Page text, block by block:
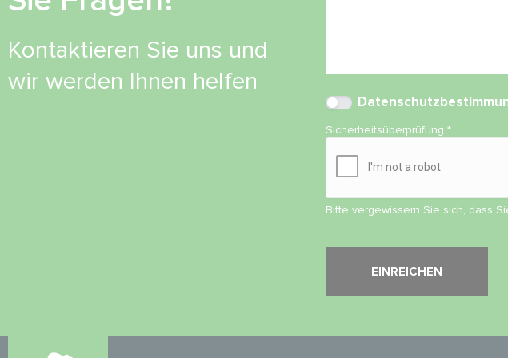
Kontaktieren Sie uns und
wir werden Ihnen helfen
Sicherheitsüberprüfung*
Bitte vergewissern Sie sich, dass